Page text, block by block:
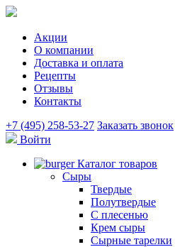
Акции
О компании
Доставка и оплата
Рецепты
Отзывы
Контакты
+7 (495) 258-53-27 Заказать звонок
Войти
Каталог товаров
Сыры
Твердые
Полутвердые
С плесенью
Крем сыры
Сырные тарелки